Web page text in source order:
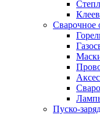
Сварочное
Пуско-